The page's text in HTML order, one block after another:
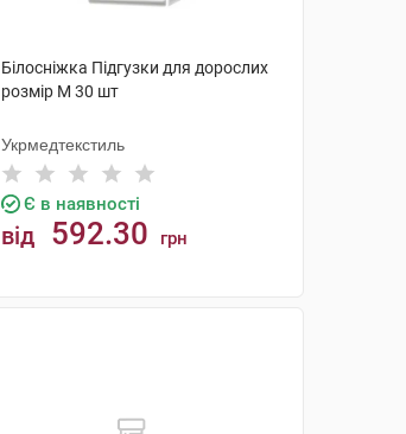
Білосніжка Підгузки для дорослих
розмір М 30 шт
Укрмедтекстиль
Є в наявності
від 592.30 грн